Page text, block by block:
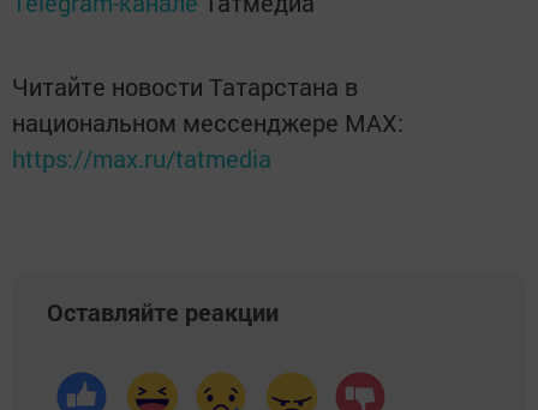
Читайте новости Татарстана в
национальном мессенджере MАХ:
https://max.ru/tatmedia
Оставляйте реакции